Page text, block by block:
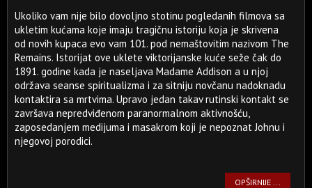
Ukoliko vam nije bilo dovoljno stotinu pogledanih filmova sa
ukletim kućama koje imaju tragičnu istoriju koja je skrivena
od novih kupaca evo vam 101. pod nemaštovitim nazivom The
Remains. Istorijat ove uklete viktorijanske kuće seže čak do
1891. godine kada je naseljava Madame Addison a u njoj
održava seanse spiritualizma i za sitniju novčanu nadoknadu
kontaktira sa mrtvima. Upravo jedan takav rutinski kontakt se
završava nepredviđenom paranormalnom aktivnošću,
zaposedanjem medijuma i masakrom koji je nepoznat Johnu i
njegovoj porodici.
OPŠIRNIJE ...